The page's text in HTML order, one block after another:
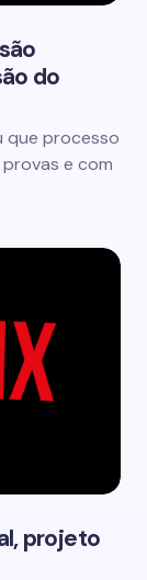
do
que processo
e com
projeto